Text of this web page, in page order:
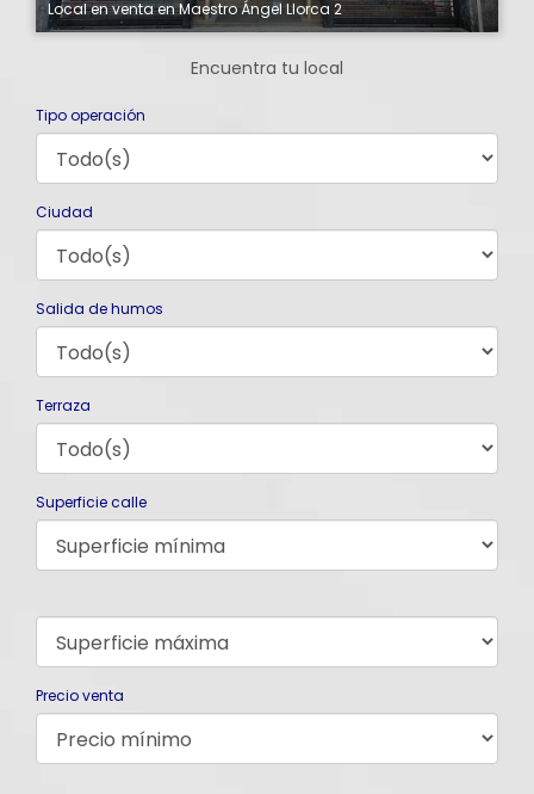
Local en venta en Maestro Ángel Llorca 2
Encuentra tu local
Tipo operación
Ciudad
Salida de humos
Terraza
Superficie calle
Precio venta